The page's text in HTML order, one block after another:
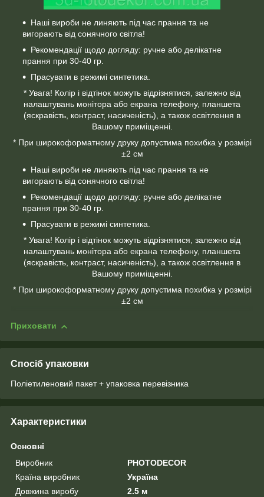
Наші вироби не линяють під час прання та не
вигорають від сонячного світла!
Рекомендації щодо догляду: ручне або делікатне
прання при 30-40 гр.
Прасувати в режимі синтетика.
* Увага! Колір і відтінок можуть відрізнятися, залежно від
налаштувань монітора або екрана телефону, планшета
(яскравість, контраст, насиченість), а також освітлення в
Вашому приміщенні.
* При широкоформатному друку допустима похибка у розмірі
±2 см
Наші вироби не линяють під час прання та не
вигорають від сонячного світла!
Рекомендації щодо догляду: ручне або делікатне
прання при 30-40 гр.
Прасувати в режимі синтетика.
* Увага! Колір і відтінок можуть відрізнятися, залежно від
налаштувань монітора або екрана телефону, планшета
(яскравість, контраст, насиченість), а також освітлення в
Вашому приміщенні.
* При широкоформатному друку допустима похибка у розмірі
±2 см
Приховати
Спосіб упаковки
Поліетиленовий пакет + упаковка перевізника
Характеристики
Основні
Виробник
PHOTODECOR
Країна виробник
Україна
Довжина виробу
2.5 м